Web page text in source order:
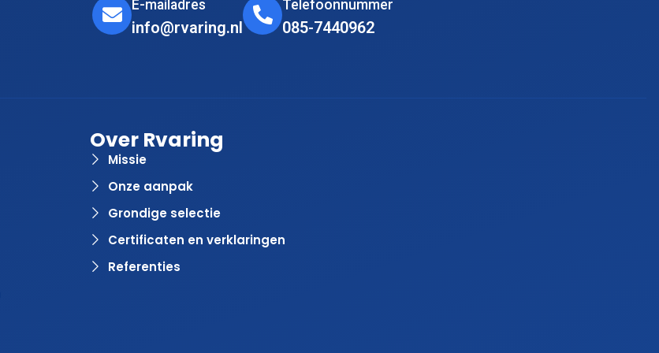
E-mailadres
info@rvaring.nl
Telefoonnummer
085-7440962
Over Rvaring
Missie
Onze aanpak
Grondige selectie
Certificaten en verklaringen
Referenties